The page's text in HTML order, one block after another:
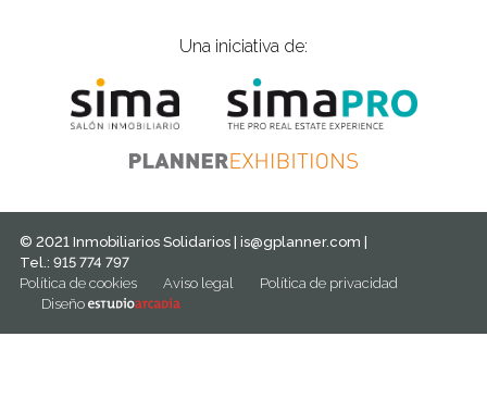
Una iniciativa de:
© 2021 Inmobiliarios Solidarios | is@gplanner.com |
Tel.: 915 774 797
Política de cookies
Aviso legal
Política de privacidad
Diseño